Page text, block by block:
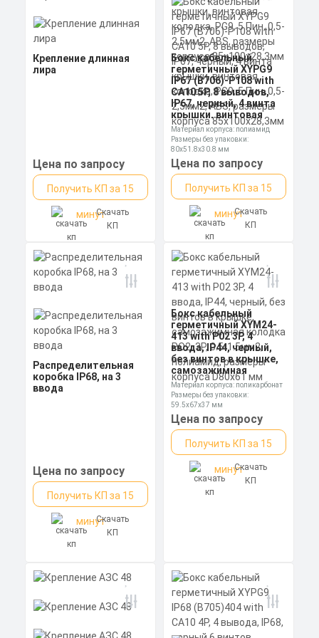
Крепление длинная
лира
Цена по запросу
Получить КП за 15
минутСкачать
КП
Бокс кабельный
герметичный XYPG9
IP67 (B706)-P108 with
CA10 5P, 8 выводов,
IP67, черный, 4 винта
крышки, винтовая
колодка, PG9, 5 Пин,
0,5-2,5мм2, ABS,
размеры корпуса
85х100х28,3мм
Материал корпуса: полиамид
Размеры без упаковки:
80x51.8x30.8 мм
Степень пылевлагозащиты: IP68
Цена по запросу
Получить КП за 15
минутСкачать
КП
Распределительная
коробка IP68, на 3
ввода
Цена по запросу
Получить КП за 15
минутСкачать
КП
Бокс кабельный
герметичный XYM24-
413 with P02 3P, 4
ввода, IP44, черный,
без винтов в крышке,
самозажимная
колодка PO2, 3P, 0.5-
1.5мм2, полиамид,
размеры корпуса
D80х61 мм
Материал корпуса: поликарбонат
Размеры без упаковки:
59.5x67x37 мм
Степень пылевлагозащиты: IP68
Цена по запросу
Получить КП за 15
минутСкачать
КП